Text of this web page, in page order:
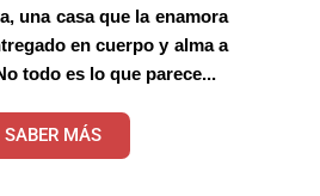
una casa que la enamora
en cuerpo y alma a
todo es lo que parece...
SABER MÁS